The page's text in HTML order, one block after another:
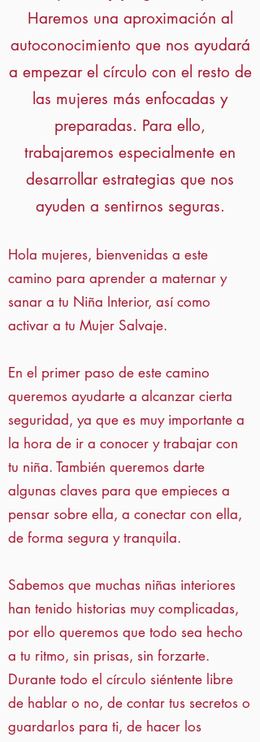
Haremos una aproximación al
autoconocimiento que nos ayudará
a empezar el círculo con el resto de
las mujeres más enfocadas y
preparadas. Para ello,
trabajaremos especialmente en
desarrollar estrategias que nos
ayuden a sentirnos seguras.
Hola mujeres, bienvenidas a este
camino para aprender a maternar y
sanar a tu Niña Interior, así como
activar a tu Mujer Salvaje.
En el primer paso de este camino
queremos ayudarte a alcanzar cierta
seguridad, ya que es muy importante a
la hora de ir a conocer y trabajar con
tu niña. También queremos darte
algunas claves para que empieces a
pensar sobre ella, a conectar con ella,
de forma segura y tranquila.
Sabemos que muchas niñas interiores
han tenido historias muy complicadas,
por ello queremos que todo sea hecho
a tu ritmo, sin prisas, sin forzarte.
Durante todo el círculo siéntente libre
de hablar o no, de contar tus secretos o
guardarlos para ti, de hacer los